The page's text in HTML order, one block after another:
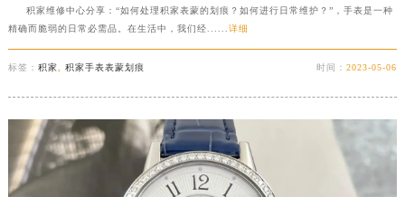
积家维修中心分享：“如何处理积家表蒙的划痕？如何进行日常维护？”，手表是一种
精确而脆弱的日常必需品。在生活中，我们经......详细
标签： 积家, 积家手表表蒙划痕 时间：2023-05-06